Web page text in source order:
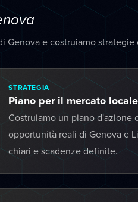
e costruiamo
STRATEGIA
Piano per il mercato locale
Costruiamo un piano d'azione
opportunità reali di Genova e
chiari e scadenze definite.